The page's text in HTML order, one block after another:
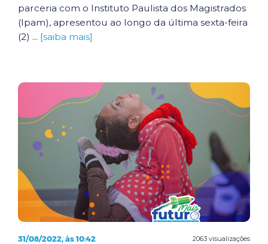
parceria com o Instituto Paulista dos Magistrados
(Ipam), apresentou ao longo da última sexta-feira
(2) ... [saiba mais]
2063 visualizações
31/08/2022, às 10:42